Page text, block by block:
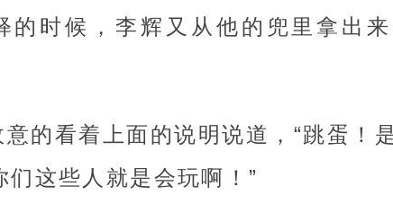
的时候，李辉又从他的兜里拿出
的看着上面的说明说道，“跳蛋！
这些人就是会玩啊！”